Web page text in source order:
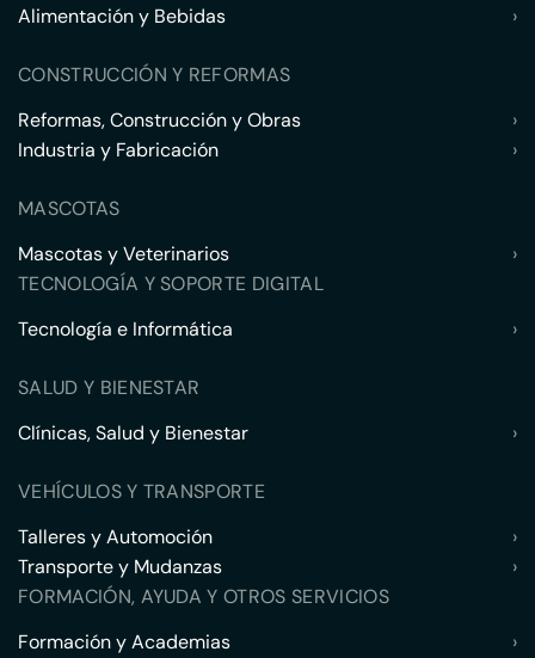
Alimentación y Bebidas
›
CONSTRUCCIÓN Y REFORMAS
Reformas, Construcción y Obras
›
Industria y Fabricación
›
MASCOTAS
Mascotas y Veterinarios
›
TECNOLOGÍA Y SOPORTE DIGITAL
Tecnología e Informática
›
SALUD Y BIENESTAR
Clínicas, Salud y Bienestar
›
VEHÍCULOS Y TRANSPORTE
Talleres y Automoción
›
Transporte y Mudanzas
›
FORMACIÓN, AYUDA Y OTROS SERVICIOS
Formación y Academias
›